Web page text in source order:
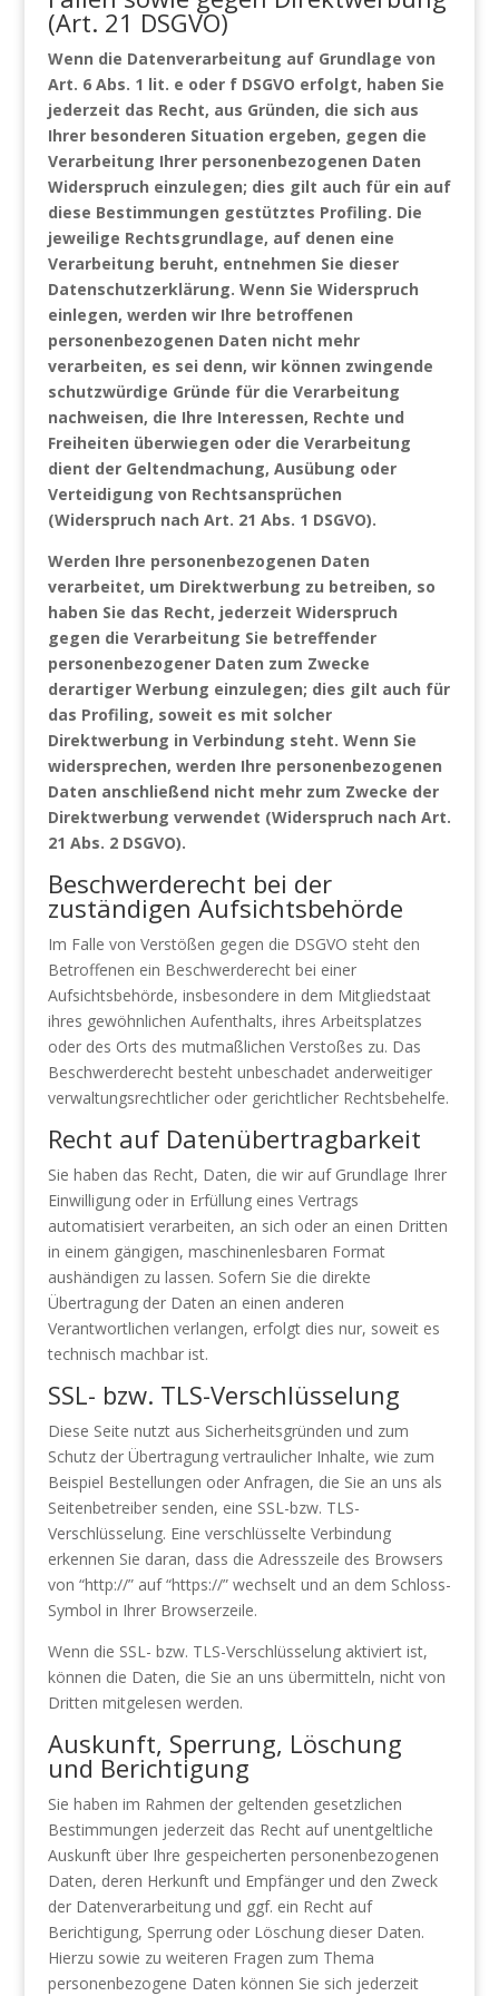
(Art. 21 DSGVO)
Wenn die Datenverarbeitung auf Grundlage von
Art. 6 Abs. 1 lit. e oder f DSGVO erfolgt, haben Sie
jederzeit das Recht, aus Gründen, die sich aus
Ihrer besonderen Situation ergeben, gegen die
Verarbeitung Ihrer personenbezogenen Daten
Widerspruch einzulegen; dies gilt auch für ein auf
diese Bestimmungen gestütztes Profiling. Die
jeweilige Rechtsgrundlage, auf denen eine
Verarbeitung beruht, entnehmen Sie dieser
Datenschutzerklärung. Wenn Sie Widerspruch
einlegen, werden wir Ihre betroffenen
personenbezogenen Daten nicht mehr
verarbeiten, es sei denn, wir können zwingende
schutzwürdige Gründe für die Verarbeitung
nachweisen, die Ihre Interessen, Rechte und
Freiheiten überwiegen oder die Verarbeitung
dient der Geltendmachung, Ausübung oder
Verteidigung von Rechtsansprüchen
(Widerspruch nach Art. 21 Abs. 1 DSGVO).
Werden Ihre personenbezogenen Daten
verarbeitet, um Direktwerbung zu betreiben, so
haben Sie das Recht, jederzeit Widerspruch
gegen die Verarbeitung Sie betreffender
personenbezogener Daten zum Zwecke
derartiger Werbung einzulegen; dies gilt auch für
das Profiling, soweit es mit solcher
Direktwerbung in Verbindung steht. Wenn Sie
widersprechen, werden Ihre personenbezogenen
Daten anschließend nicht mehr zum Zwecke der
Direktwerbung verwendet (Widerspruch nach Art.
21 Abs. 2 DSGVO).
Beschwerderecht bei der
zuständigen Aufsichtsbehörde
Im Falle von Verstößen gegen die DSGVO steht den
Betroffenen ein Beschwerderecht bei einer
Aufsichtsbehörde, insbesondere in dem Mitgliedstaat
ihres gewöhnlichen Aufenthalts, ihres Arbeitsplatzes
oder des Orts des mutmaßlichen Verstoßes zu. Das
Beschwerderecht besteht unbeschadet anderweitiger
verwaltungsrechtlicher oder gerichtlicher Rechtsbehelfe.
Recht auf Datenübertragbarkeit
Sie haben das Recht, Daten, die wir auf Grundlage Ihrer
Einwilligung oder in Erfüllung eines Vertrags
automatisiert verarbeiten, an sich oder an einen Dritten
in einem gängigen, maschinenlesbaren Format
aushändigen zu lassen. Sofern Sie die direkte
Übertragung der Daten an einen anderen
Verantwortlichen verlangen, erfolgt dies nur, soweit es
technisch machbar ist.
SSL- bzw. TLS-Verschlüsselung
Diese Seite nutzt aus Sicherheitsgründen und zum
Schutz der Übertragung vertraulicher Inhalte, wie zum
Beispiel Bestellungen oder Anfragen, die Sie an uns als
Seitenbetreiber senden, eine SSL-bzw. TLS-
Verschlüsselung. Eine verschlüsselte Verbindung
erkennen Sie daran, dass die Adresszeile des Browsers
von “http://” auf “https://” wechselt und an dem Schloss-
Symbol in Ihrer Browserzeile.
Wenn die SSL- bzw. TLS-Verschlüsselung aktiviert ist,
können die Daten, die Sie an uns übermitteln, nicht von
Dritten mitgelesen werden.
Auskunft, Sperrung, Löschung
und Berichtigung
Sie haben im Rahmen der geltenden gesetzlichen
Bestimmungen jederzeit das Recht auf unentgeltliche
Auskunft über Ihre gespeicherten personenbezogenen
Daten, deren Herkunft und Empfänger und den Zweck
der Datenverarbeitung und ggf. ein Recht auf
Berichtigung, Sperrung oder Löschung dieser Daten.
Hierzu sowie zu weiteren Fragen zum Thema
personenbezogene Daten können Sie sich jederzeit